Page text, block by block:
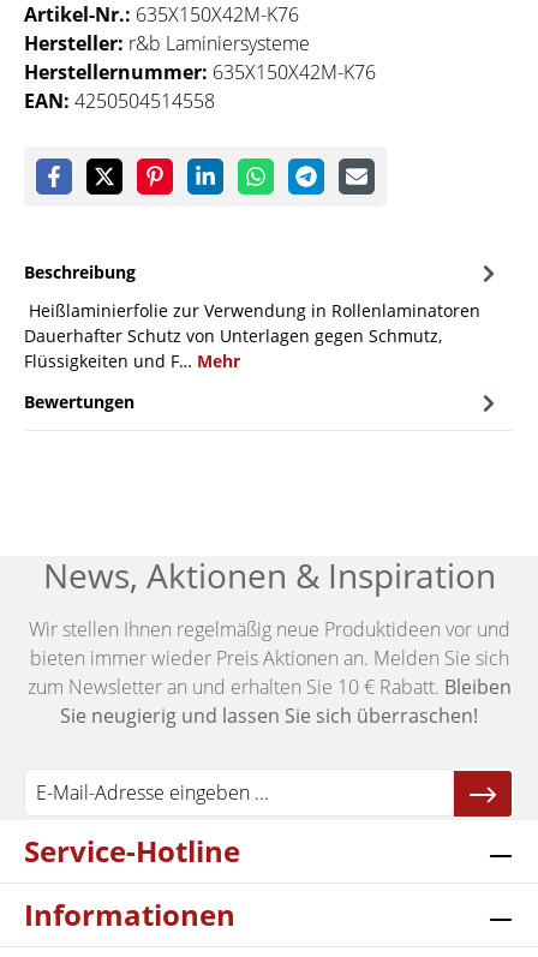
Artikel-Nr.: 635X150X42M-K76
Hersteller: r&b Laminiersysteme
Herstellernummer: 635X150X42M-K76
EAN: 4250504514558
Beschreibung
Heißlaminierfolie zur Verwendung in Rollenlaminatoren
Dauerhafter Schutz von Unterlagen gegen Schmutz,
Flüssigkeiten und F… Mehr
Bewertungen
News, Aktionen & Inspiration
Wir stellen Ihnen regelmäßig neue Produktideen vor und
bieten immer wieder Preis Aktionen an. Melden Sie sich
zum Newsletter an und erhalten Sie 10 € Rabatt. Bleiben
Sie neugierig und lassen Sie sich überraschen!
Service-Hotline
Informationen